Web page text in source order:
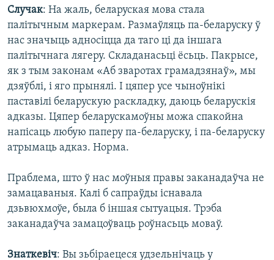
Случак: На жаль, беларуская мова стала
палітычным маркерам. Размаўляць па-беларуску ў
нас значыць адносіцца да таго ці да іншага
палітычнага лягеру. Складанасьці ёсьць. Пакрысе,
як з тым законам «Аб зваротах грамадзянаў», мы
дзяўблі, і яго прынялі. І цяпер усе чыноўнікі
паставілі беларускую раскладку, даюць беларускія
адказы. Цяпер беларускамоўны можа спакойна
напісаць любую паперу па-беларуску, і па-беларуску
атрымаць адказ. Норма.
Праблема, што ў нас моўныя правы заканадаўча не
замацаваныя. Калі б сапраўды існавала
дзьвюхмоўе, была б іншая сытуацыя. Трэба
заканадаўча замацоўваць роўнасьць моваў.
Знаткевіч: Вы зьбіраецеся удзельнічаць у